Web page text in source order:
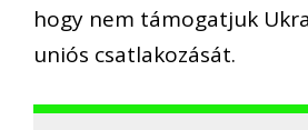
hogy nem támogatjuk
uniós csatlakozását.